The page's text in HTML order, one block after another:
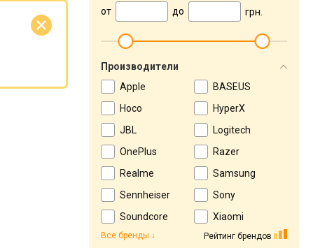
от
до грн.
Производители
Apple
BASEUS
Hoco
HyperX
JBL
Logitech
OnePlus
Razer
Realme
Samsung
Sennheiser
Sony
Soundcore
Xiaomi
Рейтинг брендов
Все бренды